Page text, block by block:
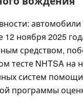
автомобили
ноября 2025
средством,
тесте NHTSA на
систем
программы